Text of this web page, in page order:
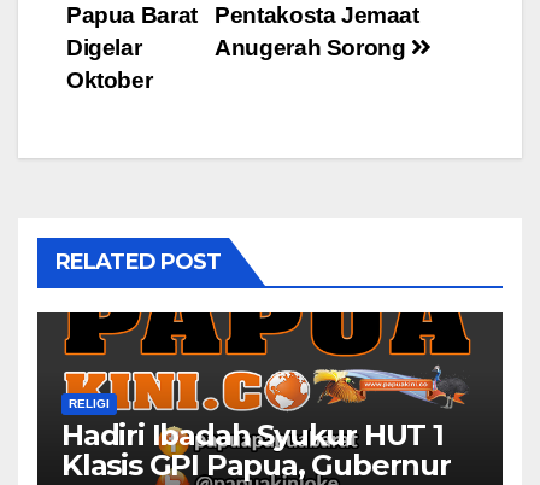
Pentakosta Jemaat
Anugerah Sorong
Papua Barat
Digelar
Oktober
RELATED POST
RELIGI
Hadiri Ibadah Syukur HUT 1
Klasis GPI Papua, Gubernur